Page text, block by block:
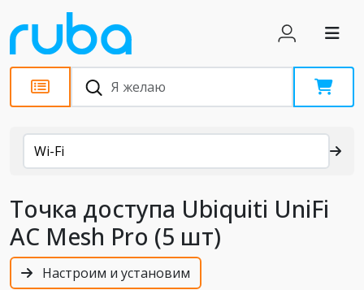
Каталог
Wi-Fi
Точка доступа Ubiquiti UniFi
AC Mesh Pro (5 шт)
Настроим и установим